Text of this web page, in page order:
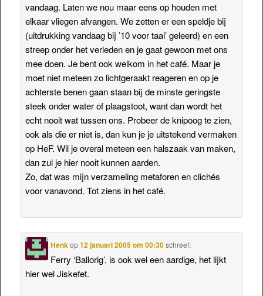
vandaag. Laten we nou maar eens op houden met
elkaar vliegen afvangen. We zetten er een speldje bij
(uitdrukking vandaag bij ’10 voor taal’ geleerd) en een
streep onder het verleden en je gaat gewoon met ons
mee doen. Je bent ook welkom in het café. Maar je
moet niet meteen zo lichtgeraakt reageren en op je
achterste benen gaan staan bij de minste geringste
steek onder water of plaagstoot, want dan wordt het
echt nooit wat tussen ons. Probeer de knipoog te zien,
ook als die er niet is, dan kun je je uitstekend vermaken
op HeF. Wil je overal meteen een halszaak van maken,
dan zul je hier nooit kunnen aarden.
Zo, dat was mijn verzameling metaforen en clichés
voor vanavond. Tot ziens in het café.
Henkop12 januari 2005 om 00:30 schreef:
Ferry ‘Ballorig’, is ook wel een aardige, het lijkt
hier wel Jiskefet.